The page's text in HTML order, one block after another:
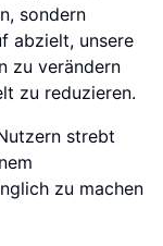
sondern
abzielt, unsere
zu verändern
zu reduzieren.
strebt
zu machen